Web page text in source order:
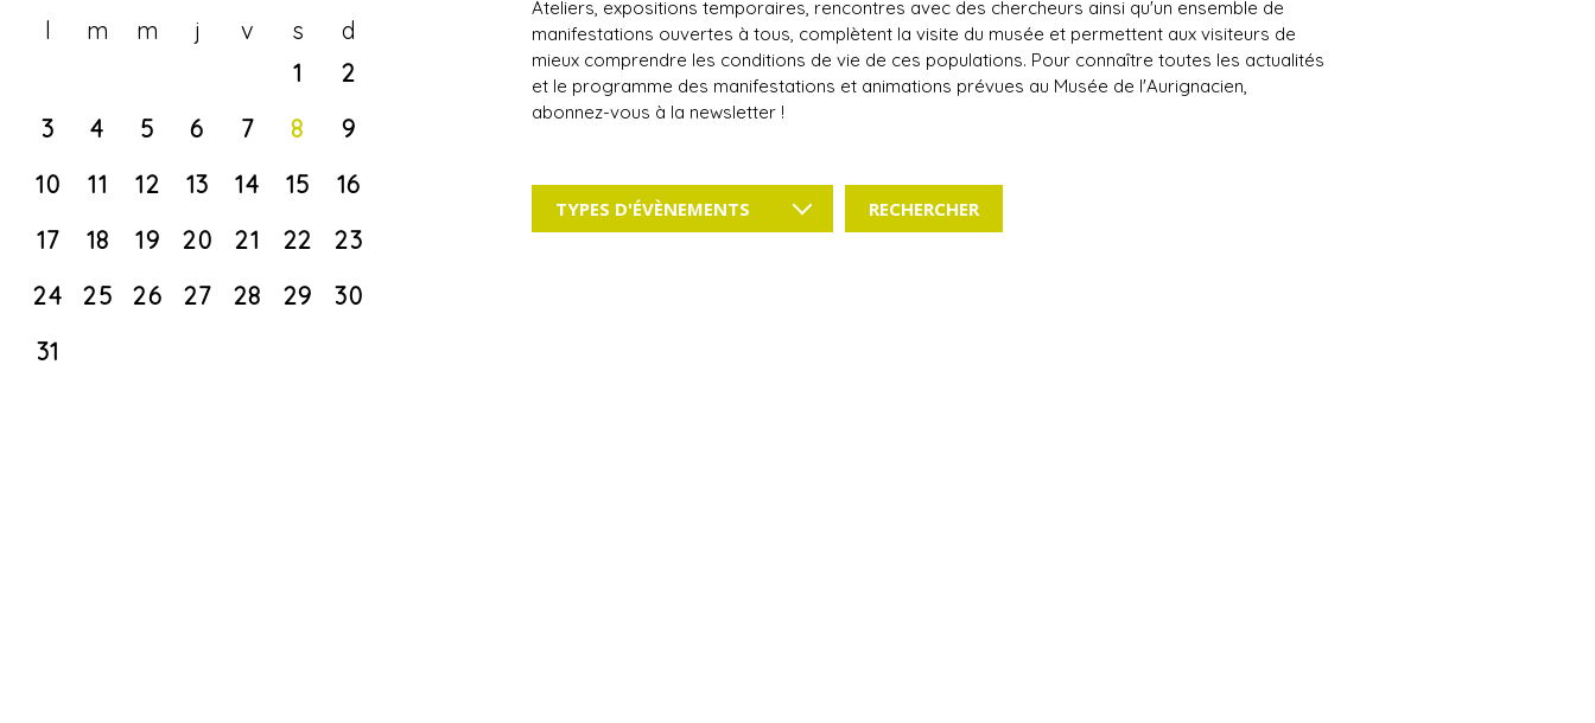
l m m j v s
d
1
2
3
4 5 6 7 8
9
10
11 12 13 14 15
16
17
18 19 20 21 22
23
24
25 26 27 28 29
30
31
Ateliers, expositions temporaires, rencontres avec des chercheurs ainsi qu'un ensemble de
manifestations ouvertes à tous, complètent la visite du musée et permettent aux visiteurs de
mieux comprendre les conditions de vie de ces populations. Pour connaître toutes les actualités
et le programme des manifestations et animations prévues au Musée de l'Aurignacien,
abonnez-vous à la newsletter !
TYPES D'ÉVÈNEMENTS